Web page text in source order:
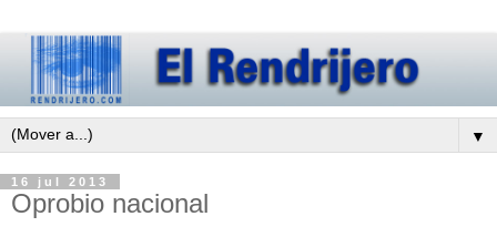
▼
16 jul 2013
Oprobio nacional